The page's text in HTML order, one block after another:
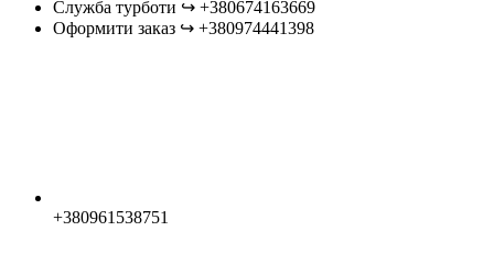
Служба турботи ↪︎ +380674163669
Оформити заказ ↪︎ +380974441398
+380961538751